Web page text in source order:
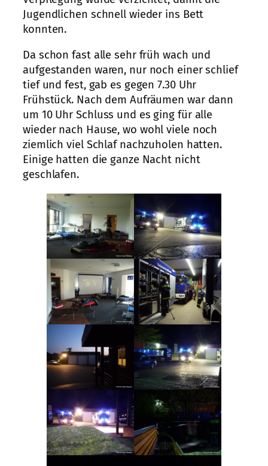
Jugendlichen schnell wieder ins Bett
konnten.
Da schon fast alle sehr früh wach und
aufgestanden waren, nur noch einer schlief
tief und fest, gab es gegen 7.30 Uhr
Frühstück. Nach dem Aufräumen war dann
um 10 Uhr Schluss und es ging für alle
wieder nach Hause, wo wohl viele noch
ziemlich viel Schlaf nachzuholen hatten.
Einige hatten die ganze Nacht nicht
geschlafen.